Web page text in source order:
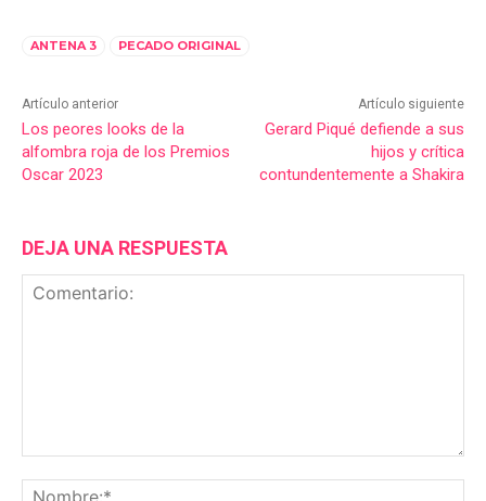
ANTENA 3 PECADO ORIGINAL
Artículo anterior
Los peores looks de la
alfombra roja de los Premios
Oscar 2023
Artículo siguiente
Gerard Piqué defiende a sus
hijos y crítica
contundentemente a Shakira
DEJA UNA RESPUESTA